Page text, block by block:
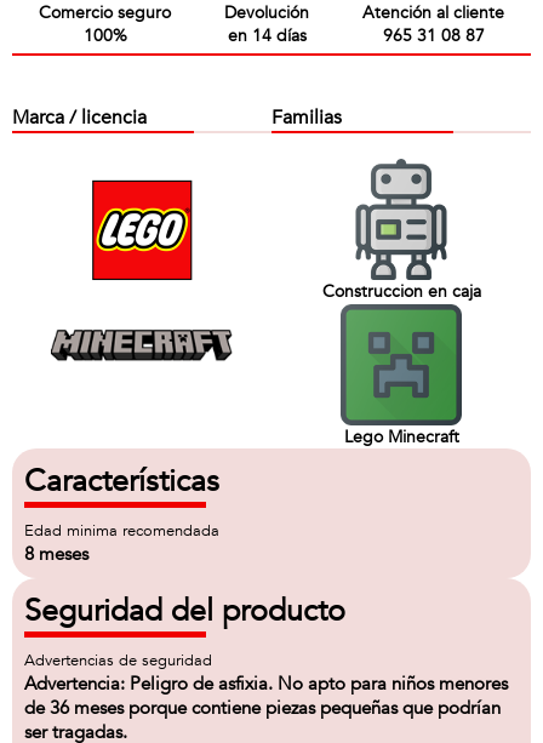
Comercio seguro
100%
Devolución
en 14 días
Atención al cliente
965 31 08 87
Marca / licencia Familias
Construccion en caja
Lego Minecraft
Características
Edad minima recomendada
8 meses
Seguridad del producto
Advertencias de seguridad
Advertencia: Peligro de asfixia. No apto para niños menores
de 36 meses porque contiene piezas pequeñas que podrían
ser tragadas.